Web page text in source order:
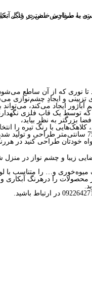
تا نوری که از آن ساطع
تزیینی و ایجادِ چشم‌نوازی
ایجاد می‌کند،
توسط یک قاب فلزی
بزرگتر به نظر بیاید،
با رنگ تیره را
طراحی کنید در
زیبا و چشم نواز در منزل
میوه‌خوری و… را متناسب با
را درهرنگ آبکاری و